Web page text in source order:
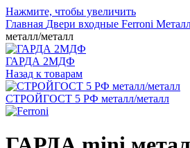
Нажмите, чтобы увеличить
Главная Двери входные Ferroni
металл/металл
ГАРДА 2МДФ
Назад к товарам
СТРОЙГОСТ 5 РФ металл/металл